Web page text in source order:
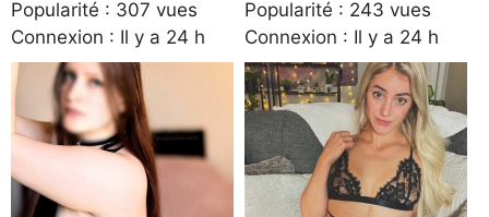
Popularité : 307 vues
Connexion : Il y a 24 h
Popularité : 243 vues
Connexion : Il y a 24 h